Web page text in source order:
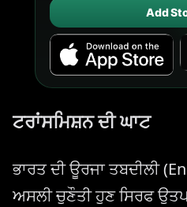
Add
ਟਰਾਂਸਮਿਸ਼ਨ ਦੀ ਘਾਟ
ਭਾਰਤ ਦੀ ਊਰਜਾ ਤਬਦੀਲੀ
ਅਸਲੀ ਚੁਣੌਤੀ ਹੁਣ ਸਿਰਫ